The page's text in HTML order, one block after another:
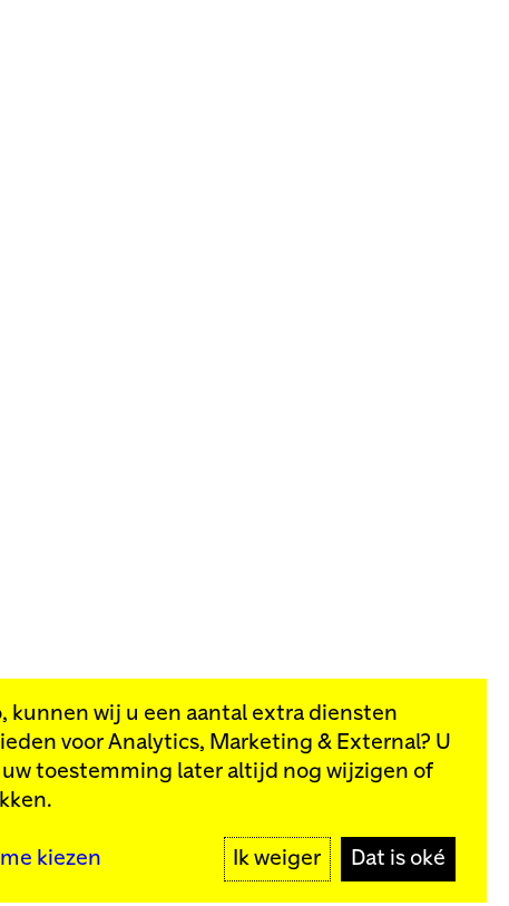
onze
kunnen wij u een aantal extra diensten
voor Analytics, Marketing & External? U
toestemming later altijd nog wijzigen of
kiezen Ik weiger Dat is oké